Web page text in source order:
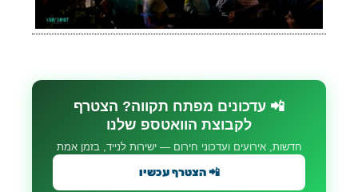
📲 עדכונים מפתח תקווה? הצטרף
לקבוצת הוואטספ שלנו
חדשות, אירועים ועדכוני חירום — ישירות לנייד, בזמן אמת
📲 הצטרף עכשיו